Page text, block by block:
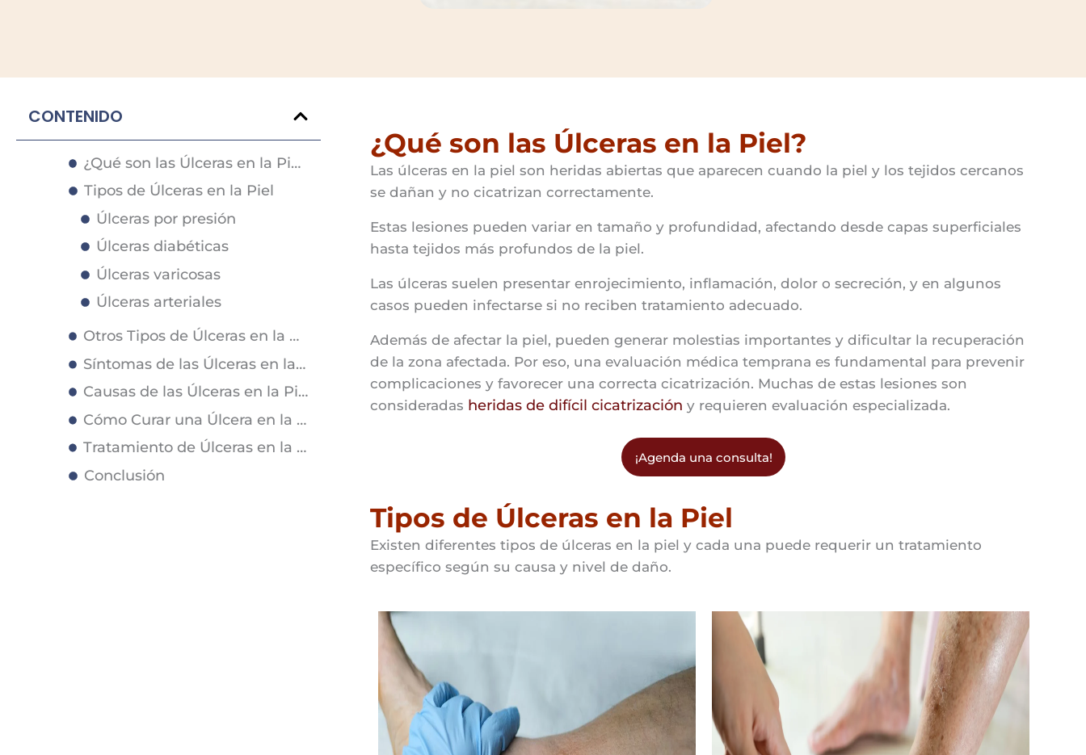
CONTENIDO
¿Qué son las Úlceras en la Piel?
Tipos de Úlceras en la Piel
Úlceras por presión
Úlceras diabéticas
Úlceras varicosas
Úlceras arteriales
Otros Tipos de Úlceras en la Piel
Síntomas de las Úlceras en la Piel
Causas de las Úlceras en la Piel
Cómo Curar una Úlcera en la Piel
Tratamiento de Úlceras en la Piel
Conclusión
¿Qué son las Úlceras en la Piel?
Las úlceras en la piel son heridas abiertas que aparecen cuando la piel y los tejidos cercanos
se dañan y no cicatrizan correctamente.
Estas lesiones pueden variar en tamaño y profundidad, afectando desde capas superficiales
hasta tejidos más profundos de la piel.
Las úlceras suelen presentar enrojecimiento, inflamación, dolor o secreción, y en algunos
casos pueden infectarse si no reciben tratamiento adecuado.
Además de afectar la piel, pueden generar molestias importantes y dificultar la recuperación
de la zona afectada. Por eso, una evaluación médica temprana es fundamental para prevenir
complicaciones y favorecer una correcta cicatrización. Muchas de estas lesiones son
consideradas heridas de difícil cicatrización y requieren evaluación especializada.
¡Agenda una consulta!
Tipos de Úlceras en la Piel
Existen diferentes tipos de úlceras en la piel y cada una puede requerir un tratamiento
específico según su causa y nivel de daño.